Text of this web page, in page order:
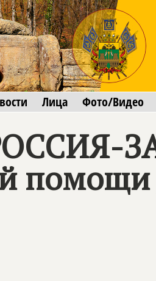
Лица Фото/Видео